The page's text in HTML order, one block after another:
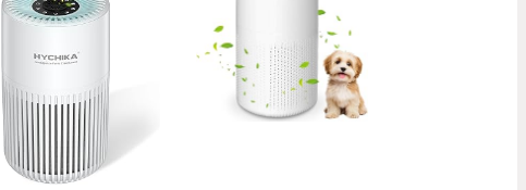
energía (Blanco)
Dormitorios y Oficinas